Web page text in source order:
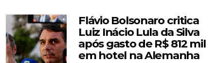
Flávio Bolsonaro critica
Luiz Inácio Lula da Silva
após gasto de R$ 812 mil
em hotel na Alemanha